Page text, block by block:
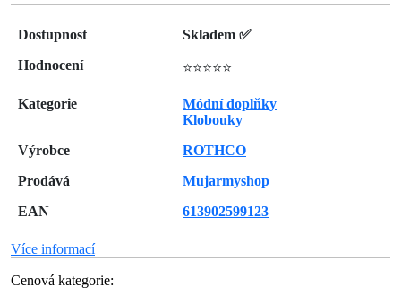
Dostupnost
Skladem ✅
Hodnocení
⭐⭐⭐⭐⭐
Kategorie
Módní doplňky
Klobouky
Výrobce
ROTHCO
Prodává
Mujarmyshop
EAN
613902599123
Více informací
Cenová kategorie: